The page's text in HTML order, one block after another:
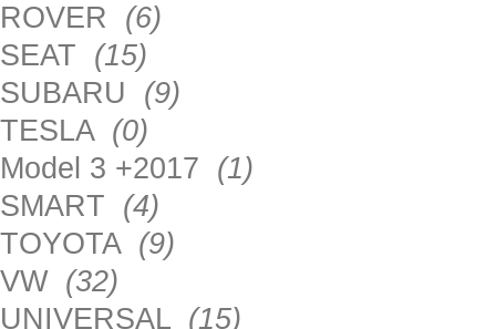
ROVER (6)
SEAT (15)
SUBARU (9)
TESLA (0)
Model 3 +2017 (1)
SMART (4)
TOYOTA (9)
VW (32)
UNIVERSAL (15)